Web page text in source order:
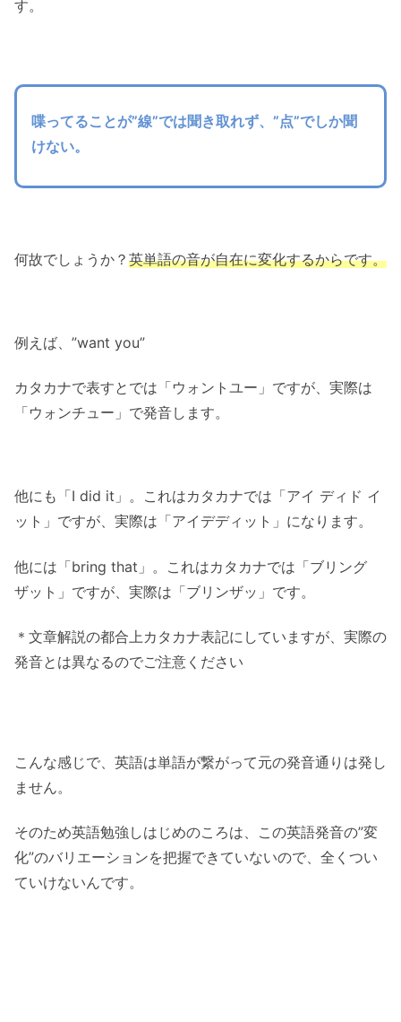
す。
喋ってることが”線”では聞き取れず、”点”でしか聞
けない。
何故でしょうか？ 英単語の音が自在に変化するからです。
例えば、”want you”
カタカナで表すとでは「ウォントユー」ですが、実際は
「ウォンチュー」で発音します。
他にも「I did it」。これはカタカナでは「アイ ディド イ
ット」ですが、実際は「アイデディット」になります。
他には「bring that」。これはカタカナでは「ブリング
ザット」ですが、実際は「ブリンザッ」です。
＊文章解説の都合上カタカナ表記にしていますが、実際の
発音とは異なるのでご注意ください
こんな感じで、英語は単語が繋がって元の発音通りは発し
ません。
そのため英語勉強しはじめのころは、この英語発音の”変
化”のバリエーションを把握できていないので、全くつい
ていけないんです。